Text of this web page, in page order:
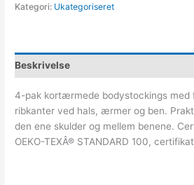
Kategori: Ukategoriseret
Beskrivelse
4-pak kortærmede bodystockings med
ribkanter ved hals, ærmer og ben.
den ene skulder og mellem benene.
OEKO-TEXÂ® STANDARD 100,